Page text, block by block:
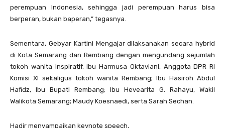
perempuan Indonesia, sehingga jadi perempuan harus bisa
berperan, bukan baperan,” tegasnya.
Sementara, Gebyar Kartini Mengajar dilaksanakan secara hybrid
di Kota Semarang dan Rembang dengan mengundang sejumlah
tokoh wanita inspiratif, Ibu Harmusa Oktaviani, Anggota DPR RI
Komisi XI sekaligus tokoh wanita Rembang; Ibu Hasiroh Abdul
Hafidz, Ibu Bupati Rembang; Ibu Hevearita G. Rahayu, Wakil
Walikota Semarang; Maudy Koesnaedi, serta Sarah Sechan.
Hadir menyampaikan keynote speech,